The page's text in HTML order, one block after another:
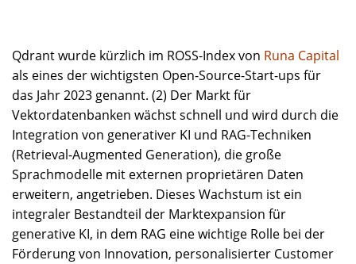
Qdrant wurde kürzlich im ROSS-Index von Runa Capital
als eines der wichtigsten Open-Source-Start-ups für
das Jahr 2023 genannt. (2) Der Markt für
Vektordatenbanken wächst schnell und wird durch die
Integration von generativer KI und RAG-Techniken
(Retrieval-Augmented Generation), die große
Sprachmodelle mit externen proprietären Daten
erweitern, angetrieben. Dieses Wachstum ist ein
integraler Bestandteil der Marktexpansion für
generative KI, in dem RAG eine wichtige Rolle bei der
Förderung von Innovation, personalisierter Customer